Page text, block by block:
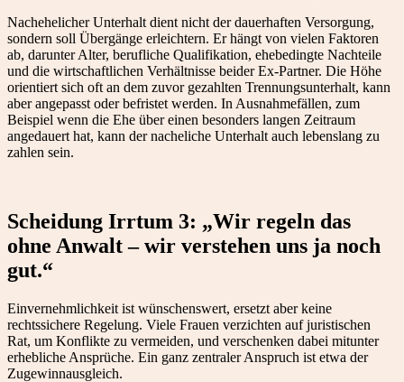
Nachehelicher Unterhalt dient nicht der dauerhaften Versorgung,
sondern soll Übergänge erleichtern. Er hängt von vielen Faktoren
ab, darunter Alter, berufliche Qualifikation, ehebedingte Nachteile
und die wirtschaftlichen Verhältnisse beider Ex-Partner. Die Höhe
orientiert sich oft an dem zuvor gezahlten Trennungsunterhalt, kann
aber angepasst oder befristet werden. In Ausnahmefällen, zum
Beispiel wenn die Ehe über einen besonders langen Zeitraum
angedauert hat, kann der nacheliche Unterhalt auch lebenslang zu
zahlen sein.
Scheidung Irrtum 3: „Wir regeln das
ohne Anwalt – wir verstehen uns ja noch
gut.“
Einvernehmlichkeit ist wünschenswert, ersetzt aber keine
rechtssichere Regelung. Viele Frauen verzichten auf juristischen
Rat, um Konflikte zu vermeiden, und verschenken dabei mitunter
erhebliche Ansprüche. Ein ganz zentraler Anspruch ist etwa der
Zugewinnausgleich.